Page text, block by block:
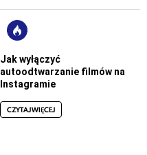
Jak wyłączyć
autoodtwarzanie filmów na
Instagramie
CZYTAJ WIĘCEJ